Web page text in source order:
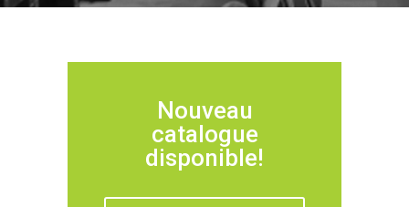
Nouveau
catalogue
disponible!